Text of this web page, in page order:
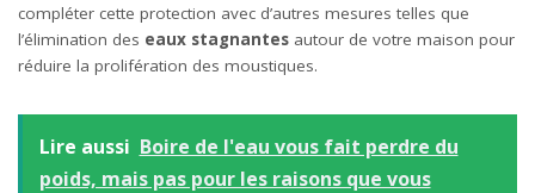
compléter cette protection avec d’autres mesures telles que
l’élimination des eaux stagnantes autour de votre maison pour
réduire la prolifération des moustiques.
Lire aussi Boire de l'eau vous fait perdre du
poids, mais pas pour les raisons que vous